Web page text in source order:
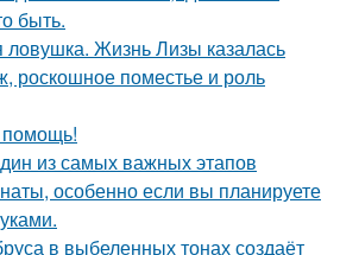
быть.
ловушка. Жизнь Лизы казалась
роскошное поместье и роль
помощь!
из самых важных этапов
особенно если вы планируете
в выбеленных тонах создаёт